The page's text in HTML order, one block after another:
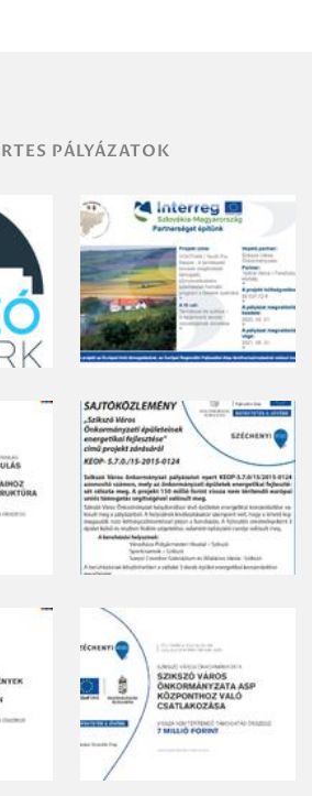
PÁLYÁZATOK